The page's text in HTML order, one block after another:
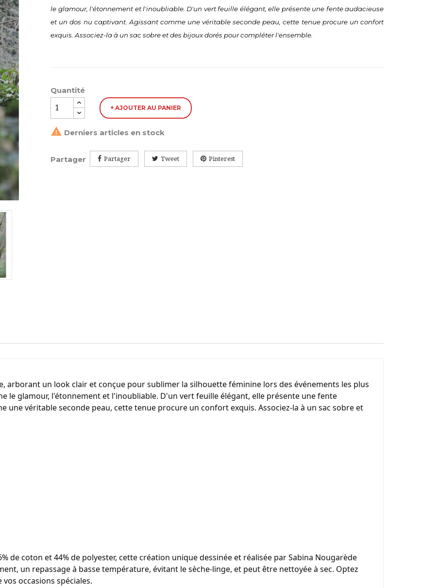
le glamour, l'étonnement et l'inoubliable. D'un vert feuille élégant, elle présente une fente audacieuse
et un dos nu captivant. Agissant comme une véritable seconde peau, cette tenue procure un confort
exquis. Associez-la à un sac sobre et des bijoux dorés pour compléter l'ensemble.
Quantité
+ AJOUTER AU PANIER
 Derniers articles en stock
Partager Partager Tweet Pinterest
arborant un look clair et conçue pour sublimer la silhouette féminine lors des événements les plus
le glamour, l'étonnement et l'inoubliable. D'un vert feuille élégant, elle présente une fente
une véritable seconde peau, cette tenue procure un confort exquis. Associez-la à un sac sobre et
de coton et 44% de polyester, cette création unique dessinée et réalisée par Sabina Nougarède
un repassage à basse température, évitant le sèche-linge, et peut être nettoyée à sec. Optez
occasions spéciales.